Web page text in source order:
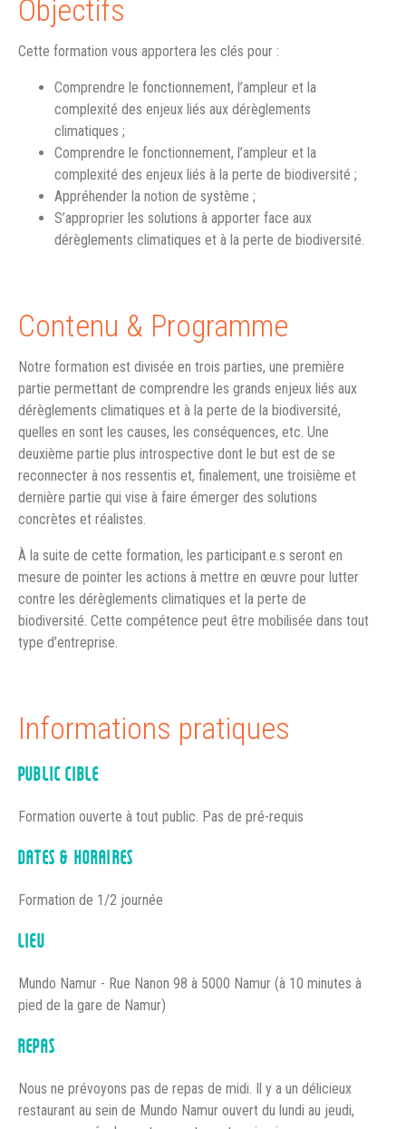
Objectifs
Cette formation vous apportera les clés pour :
Comprendre le fonctionnement, l’ampleur et la
complexité des enjeux liés aux dérèglements
climatiques ;
Comprendre le fonctionnement, l’ampleur et la
complexité des enjeux liés à la perte de biodiversité ;
Appréhender la notion de système ;
S’approprier les solutions à apporter face aux
dérèglements climatiques et à la perte de biodiversité.
Contenu & Programme
Notre formation est divisée en trois parties, une première
partie permettant de comprendre les grands enjeux liés aux
dérèglements climatiques et à la perte de la biodiversité,
quelles en sont les causes, les conséquences, etc. Une
deuxième partie plus introspective dont le but est de se
reconnecter à nos ressentis et, finalement, une troisième et
dernière partie qui vise à faire émerger des solutions
concrètes et réalistes.
À la suite de cette formation, les participant.e.s seront en
mesure de pointer les actions à mettre en œuvre pour lutter
contre les dérèglements climatiques et la perte de
biodiversité. Cette compétence peut être mobilisée dans tout
type d’entreprise.
Informations pratiques
PUBLIC CIBLE
Formation ouverte à tout public. Pas de pré-requis
DATES & HORAIRES
Formation de 1/2 journée
LIEU
Mundo Namur - Rue Nanon 98 à 5000 Namur (à 10 minutes à
pied de la gare de Namur)
REPAS
Nous ne prévoyons pas de repas de midi. Il y a un délicieux
restaurant au sein de Mundo Namur ouvert du lundi au jeudi,